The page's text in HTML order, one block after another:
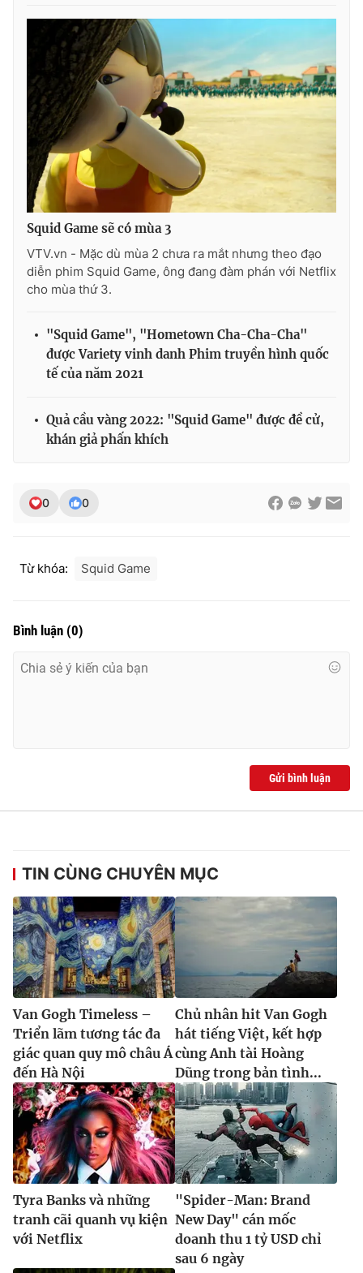
toasoan@vtv.vn
Liên hệ quảng cáo:024-7300.7108
® Cấm sao chép dưới mọi hình thức nếu không có sự chấp
thuận bằng văn bản. Ghi rõ nguồn VTV.vn khi phát hành lại
Squid Game sẽ có mùa 3
VTV.vn - Mặc dù mùa 2 chưa ra mắt nhưng theo đạo
diễn phim Squid Game, ông đang đàm phán với Netflix
cho mùa thứ 3.
"Squid Game", "Hometown Cha-Cha-Cha"
được Variety vinh danh Phim truyền hình quốc
tế của năm 2021
Quả cầu vàng 2022: "Squid Game" được đề cử,
khán giả phấn khích
0 0
Từ khóa: Squid Game
Bình luận (0)
Gửi bình luận
TIN CÙNG CHUYÊN MỤC
Van Gogh Timeless –
Triển lãm tương tác đa
giác quan quy mô châu Á
đến Hà Nội
Chủ nhân hit Van Gogh
hát tiếng Việt, kết hợp
cùng Anh tài Hoàng
Dũng trong bản tình...
Tyra Banks và những
tranh cãi quanh vụ kiện
với Netflix
"Spider-Man: Brand
New Day" cán mốc
doanh thu 1 tỷ USD chỉ
sau 6 ngày